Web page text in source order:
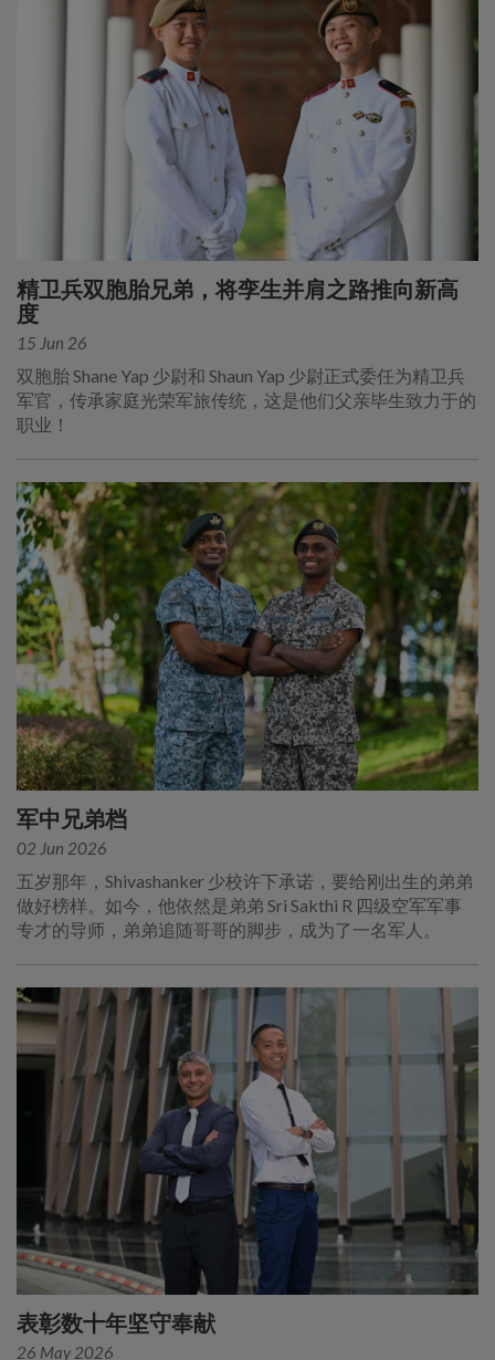
精卫兵双胞胎兄弟，将孪生并肩之路推向新高
度
15 Jun 26
双胞胎 Shane Yap 少尉和 Shaun Yap 少尉正式委任为精卫兵
军官，传承家庭光荣军旅传统，这是他们父亲毕生致力于的
职业！
军中兄弟档
02 Jun 2026
五岁那年，Shivashanker 少校许下承诺，要给刚出生的弟弟
做好榜样。如今，他依然是弟弟 Sri Sakthi R 四级空军军事
专才的导师，弟弟追随哥哥的脚步，成为了一名军人。
表彰数十年坚守奉献
26 May 2026